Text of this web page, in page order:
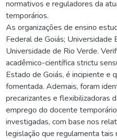
normativos e reguladores da
temporários.
As organizações de ensino
Federal de Goiás; Universidade
Universidade de Rio Verde.
acadêmico-científica strictu
Estado de Goiás, é incipiente e
fomentada. Ademais, foram
precarizantes e flexibilizadoras
emprego do docente
investigadas, com base nos
legislação que regulamenta tais